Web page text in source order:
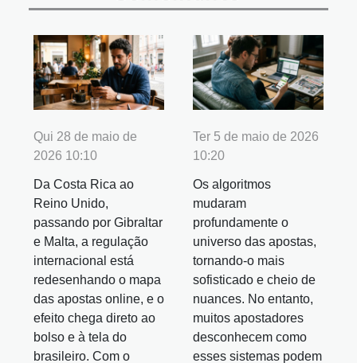
Qui 28 de maio de
2026 10:10
Da Costa Rica ao
Reino Unido,
passando por Gibraltar
e Malta, a regulação
internacional está
redesenhando o mapa
das apostas online, e o
efeito chega direto ao
bolso e à tela do
brasileiro. Com o
Ter 5 de maio de 2026
10:20
Os algoritmos
mudaram
profundamente o
universo das apostas,
tornando-o mais
sofisticado e cheio de
nuances. No entanto,
muitos apostadores
desconhecem como
esses sistemas podem